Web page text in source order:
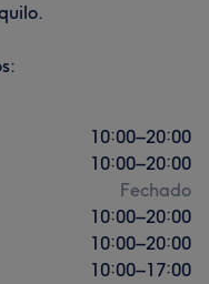
10:00–20:00
10:00–20:00
Fechado
10:00–20:00
10:00–20:00
10:00–17:00